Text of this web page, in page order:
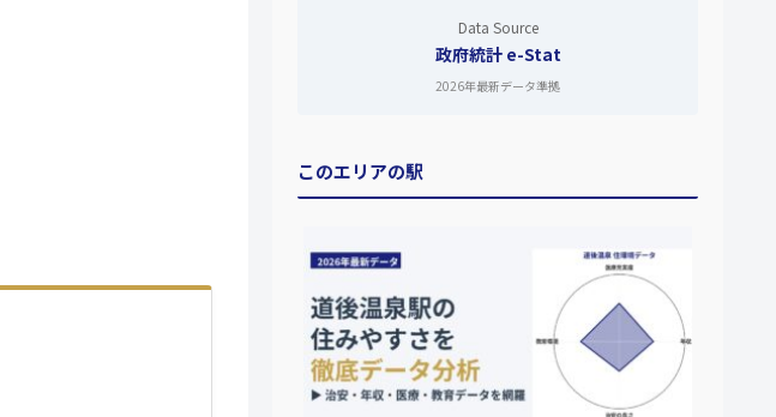
Data Source
政府統計 e-Stat
2026年最新データ準拠
このエリアの駅